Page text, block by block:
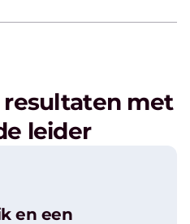
resultaten met
leider
en een